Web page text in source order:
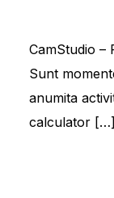
CamStudio –
Sunt
anumita
calculator […]